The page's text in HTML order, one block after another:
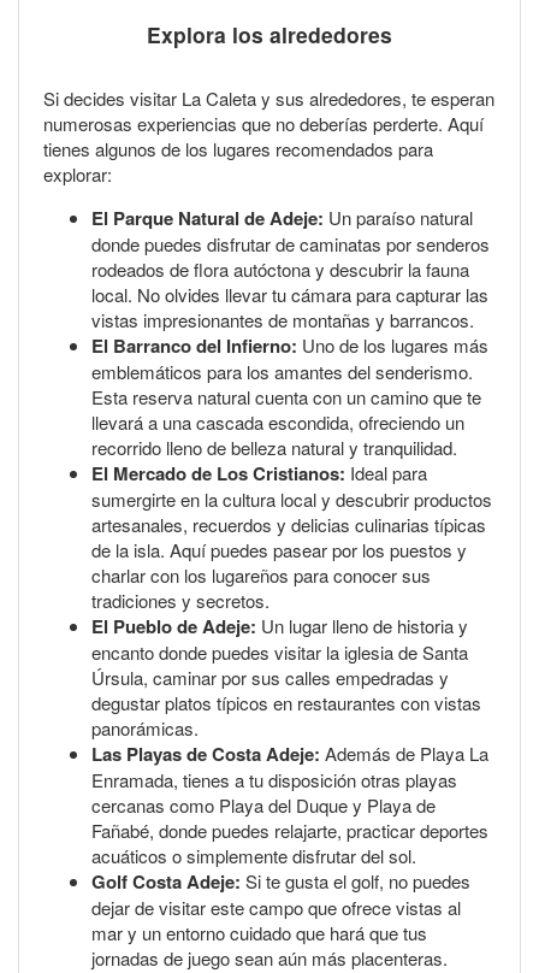
Explora los alrededores
Si decides visitar La Caleta y sus alrededores, te esperan
numerosas experiencias que no deberías perderte. Aquí
tienes algunos de los lugares recomendados para
explorar:
El Parque Natural de Adeje: Un paraíso natural
donde puedes disfrutar de caminatas por senderos
rodeados de flora autóctona y descubrir la fauna
local. No olvides llevar tu cámara para capturar las
vistas impresionantes de montañas y barrancos.
El Barranco del Infierno: Uno de los lugares más
emblemáticos para los amantes del senderismo.
Esta reserva natural cuenta con un camino que te
llevará a una cascada escondida, ofreciendo un
recorrido lleno de belleza natural y tranquilidad.
El Mercado de Los Cristianos: Ideal para
sumergirte en la cultura local y descubrir productos
artesanales, recuerdos y delicias culinarias típicas
de la isla. Aquí puedes pasear por los puestos y
charlar con los lugareños para conocer sus
tradiciones y secretos.
El Pueblo de Adeje: Un lugar lleno de historia y
encanto donde puedes visitar la iglesia de Santa
Úrsula, caminar por sus calles empedradas y
degustar platos típicos en restaurantes con vistas
panorámicas.
Las Playas de Costa Adeje: Además de Playa La
Enramada, tienes a tu disposición otras playas
cercanas como Playa del Duque y Playa de
Fañabé, donde puedes relajarte, practicar deportes
acuáticos o simplemente disfrutar del sol.
Golf Costa Adeje: Si te gusta el golf, no puedes
dejar de visitar este campo que ofrece vistas al
mar y un entorno cuidado que hará que tus
jornadas de juego sean aún más placenteras.